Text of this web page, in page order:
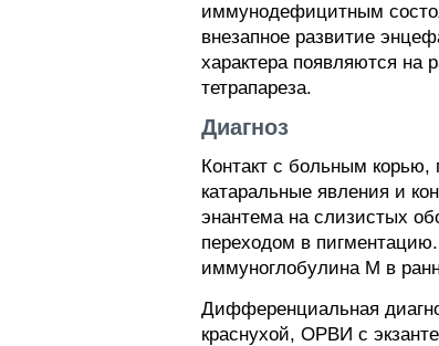
иммунодефицитным
внезапное развитие
характера появляются на
тетрапареза.
Диагноз
Контакт с больным
катаральные явления и
энантема на слизистых
переходом в
иммуноглобулина М в
Дифференциальная
краснухой, ОРВИ с